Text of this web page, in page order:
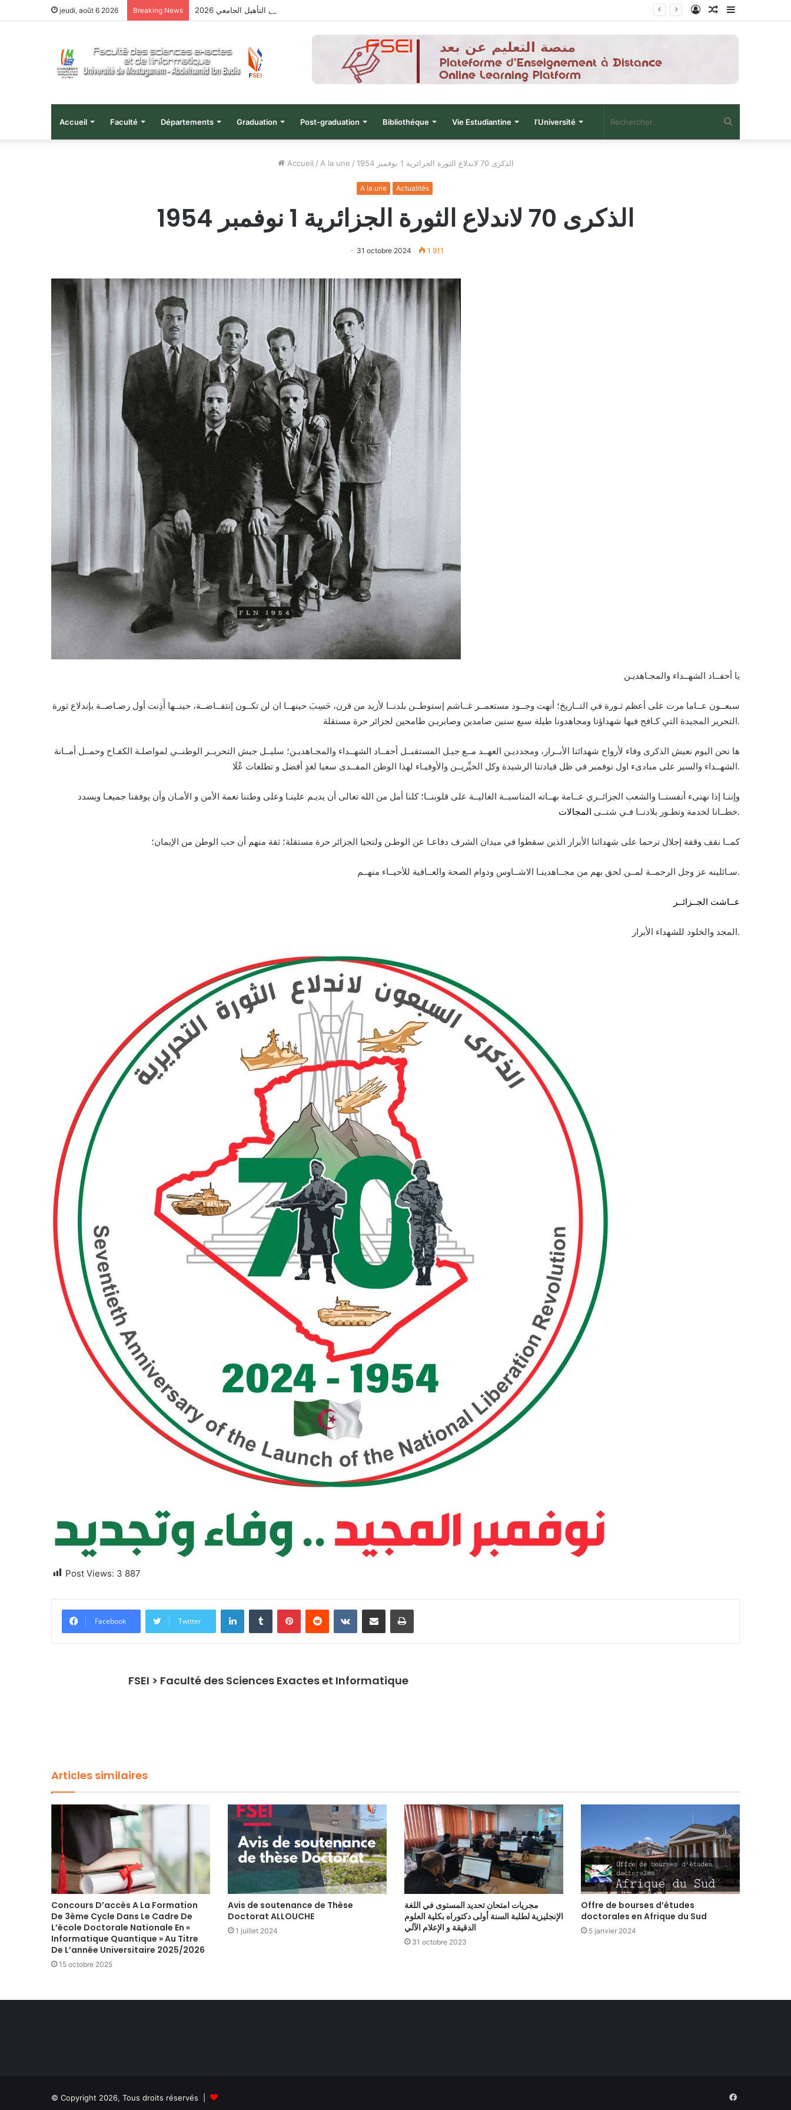
jeudi, août 6 2026 Breaking News نتائج الدورة التاسعة للحصول على التأهيل الجامعي 2026
Sidebar
Article
Connexion
Accueil Faculté Départements Graduation Post-graduation Bibliothéque Vie Estudiantine l’Université
Accueil / A la une / الذكرى 70 لاندلاع الثورة الجزائرية 1 نوفمبر 1954
A la une Actualités
الذكرى 70 لاندلاع الثورة الجزائرية 1 نوفمبر 1954
31 octobre 2024 1 911
يا أحفــاد الشهــداء والمجـاهديـن
سبعــون عــاما مرت على أعظم ثـورة في التــاريخ؛ أنهت وجــود مستعمــر غــاشم إستوطــن بلدنــا لأزيد من قرن، حَسِبَ حينهــا ان لن تكــون إنتفــاضــة، حينــها أَذِنت أول رصـاصــة بإندلاع ثورة
التحرير المجيدة التي كـافح فيها شهداؤنا ومجاهدونا طيلة سبع سنين صامدين وصابريـن طامحين لجزائر حرة مستقلة.
ها نحن اليوم نعيش الذكرى وفاء لأرواح شهدائنا الأبــرار، ومجدديـن العهــد مــع جيـل المستقبــل أحفــاد الشهــداء والمجـاهديـن؛ سليــل جيش التحريــر الوطنــي لمواصلـة الكفـاح وحمــل أمــانة
الشهــداء والسير على مبادىء اول نوفمبر في ظل قيادتنا الرشيدة وكل الخيِّريــن والأوفيـاء لهذا الوطن المفــدى سعيا لغدٍ أفضل و تطلعات عْلَا.
وإننـا إذا نهنىء أنفسنــا والشعب الجزائــري عــامة بهــاته المناسبــة الغاليــة على قلوبنــا؛ كلنا أمل من الله تعالى أن يديـم علينـا وعلى وطننا نعمة الأمن و الأمـان وأن يوفقنا جميعـا ويسدد
خطــانا لخدمة وتطـور بلادنــا فـي شتــىالمجالات.
كمــا نقف وقفة إجلال ترحما على شهدائنا الأبرار الذين سقطوا في ميدان الشرف دفاعـا عن الوطـن ولتحيا الجزائر حرة مستقلة؛ ثقة منهم أن حب الوطن من الإيمان؛
سـائلينه عز وجل الرحمــة لمــن لحق بهم من مجــاهدينـا الاشــاوس ودوام الصحة والعــافية للأحيــاء منهــم.
عــاشت الجــزائــر
المجد والخلود للشهداء الأبرار.
Post Views: 3 887
Facebook Twitter
LinkedinTumblr PinterestReddit VKontaktePartager par email Imprimer
FSEI > Faculté des Sciences Exactes et Informatique
Articles similaires
Concours D’accès A La Formation
De 3ème Cycle Dans Le Cadre De
L’école Doctorale Nationale En «
Informatique Quantique » Au Titre
De L’année Universitaire 2025/2026
15 octobre 2025
Avis de soutenance de Thèse
Doctorat ALLOUCHE
1 juillet 2024
مجريات امتحان تحديد المستوى في اللغة
الإنجليزية لطلبة السنة أولى دكتوراه بكلية العلوم
الدقيقة و الإعلام الآلي
31 octobre 2023
Offre de bourses d’études
doctorales en Afrique du Sud
5 janvier 2024
© Copyright 2026, Tous droits réservés | Facebook